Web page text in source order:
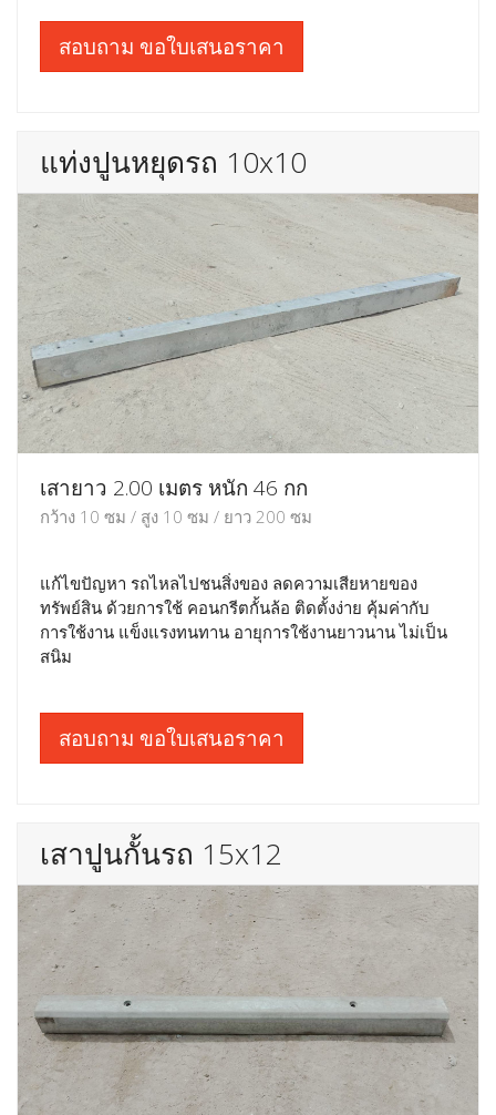
สอบถาม ขอใบเสนอราคา
แท่งปูนหยุดรถ 10x10
เสายาว 2.00 เมตร หนัก 46 กก
กว้าง 10 ซม / สูง 10 ซม / ยาว 200 ซม
แก้ไขปัญหา รถไหลไปชนสิ่งของ ลดความเสียหายของ
ทรัพย์สิน ด้วยการใช้ คอนกรีตกั้นล้อ ติดตั้งง่าย คุ้มค่ากับ
การใช้งาน แข็งแรงทนทาน อายุการใช้งานยาวนาน ไม่เป็น
สนิม
สอบถาม ขอใบเสนอราคา
เสาปูนกั้นรถ 15x12